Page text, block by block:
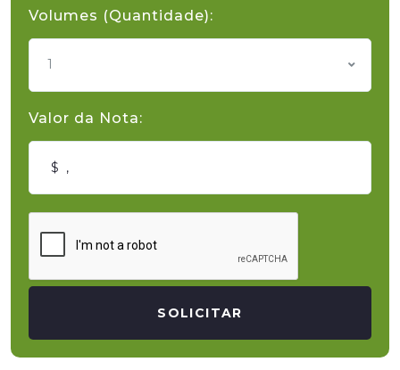
Volumes (Quantidade):
1
Valor da Nota:
SOLICITAR